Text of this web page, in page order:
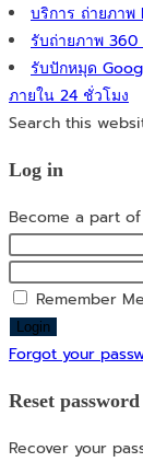
บริการ ถ่ายภา
รับถ่ายภาพ 360
รับปักหมุด
ภายใน 24 ชั่วโมง
Search this
Log in
Become a part
Remember Me
Login
Forgot your
Reset password
Recover your